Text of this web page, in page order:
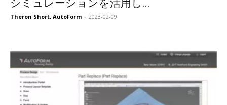
シミュレーションを活用し...
Theron Short, AutoForm - 2023-02-09